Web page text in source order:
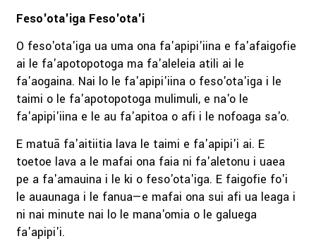
Feso'ota'iga Feso'ota'i
O feso'ota'iga ua uma ona fa'apipi'iina e fa'afaigofie
ai le fa'apotopotoga ma fa'aleleia atili ai le
fa'aogaina. Nai lo le fa'apipi'iina o feso'ota'iga i le
taimi o le fa'apotopotoga mulimuli, e na'o le
fa'apipi'iina e le au fa'apitoa o afi i le nofoaga sa'o.
E matuā fa'aitiitia lava le taimi e fa'apipi'i ai. E
toetoe lava a le mafai ona faia ni fa'aletonu i uaea
pe a fa'amauina i le ki o feso'ota'iga. E faigofie fo'i
le auaunaga i le fanua—e mafai ona sui afi ua leaga i
ni nai minute nai lo le mana'omia o le galuega
fa'apipi'i.